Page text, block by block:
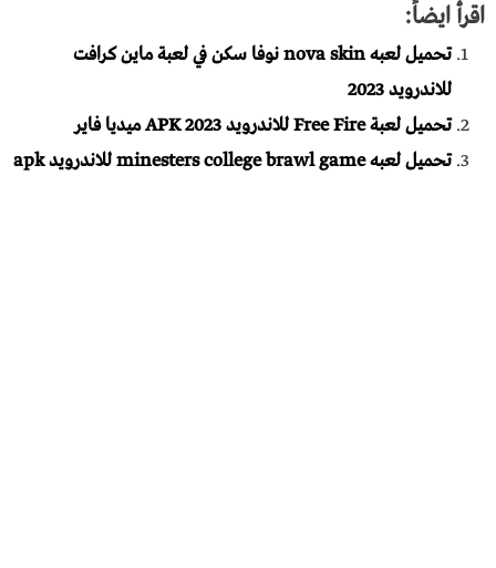
اقرأ ايضاً:
تحميل لعبه nova skin نوفا سكن في لعبة ماين كرافت
للاندرويد 2023
تحميل لعبة Free Fire للاندرويد APK 2023 ميديا فاير
تحميل لعبه minesters college brawl game للاندرويد apk